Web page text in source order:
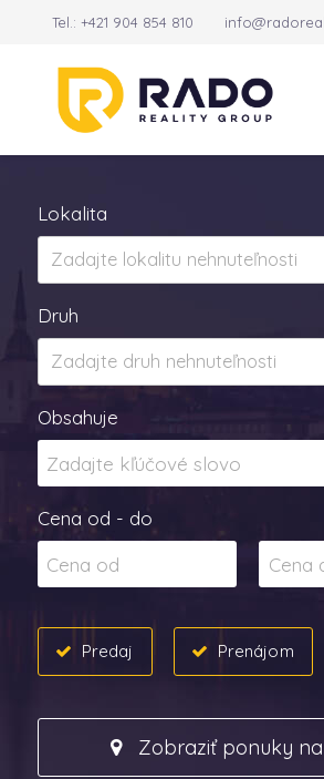
Tel.:+421 904 854 810
Lokalita
Druh
Obsahuje
Cena od - do
Predaj Prenájom
Zobraziť ponuky